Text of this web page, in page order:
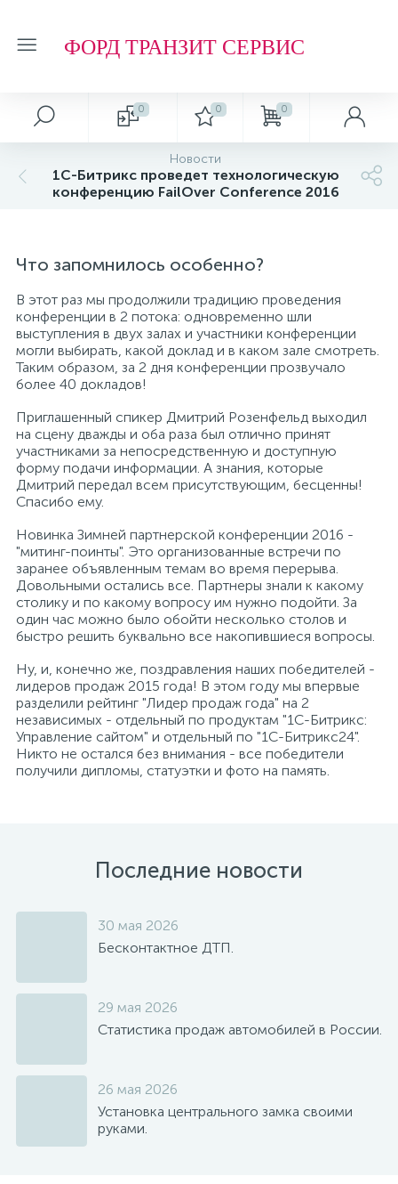
ФОРД ТРАНЗИТ СЕРВИС
0 0 0
Новости
1С-Битрикс проведет технологическую
конференцию FailOver Conference 2016
Что запомнилось особенно?
В этот раз мы продолжили традицию проведения
конференции в 2 потока: одновременно шли
выступления в двух залах и участники конференции
могли выбирать, какой доклад и в каком зале смотреть.
Таким образом, за 2 дня конференции прозвучало
более 40 докладов!
Приглашенный спикер Дмитрий Розенфельд выходил
на сцену дважды и оба раза был отлично принят
участниками за непосредственную и доступную
форму подачи информации. А знания, которые
Дмитрий передал всем присутствующим, бесценны!
Спасибо ему.
Новинка Зимней партнерской конференции 2016 -
"митинг-поинты". Это организованные встречи по
заранее объявленным темам во время перерыва.
Довольными остались все. Партнеры знали к какому
столику и по какому вопросу им нужно подойти. За
один час можно было обойти несколько столов и
быстро решить буквально все накопившиеся вопросы.
Ну, и, конечно же, поздравления наших победителей -
лидеров продаж 2015 года! В этом году мы впервые
разделили рейтинг "Лидер продаж года" на 2
независимых - отдельный по продуктам "1С-Битрикс:
Управление сайтом" и отдельный по "1С-Битрикс24".
Никто не остался без внимания - все победители
получили дипломы, статуэтки и фото на память.
Последние новости
30 мая 2026
Бесконтактное ДТП.
29 мая 2026
Статистика продаж автомобилей в России.
26 мая 2026
Установка центрального замка своими
руками.